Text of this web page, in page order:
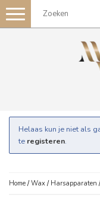
Toggle
navigation
Helaas kun je niet als
te registeren.
Home /Wax / Harsapparaten